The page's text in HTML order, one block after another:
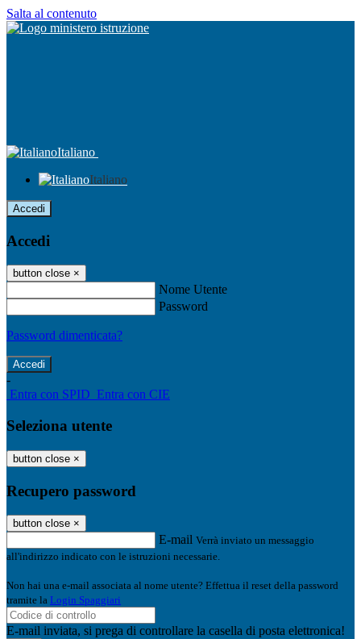
Salta al contenuto
Italiano
Italiano
Accedi
Accedi
button close ×
Nome Utente
Password
Password dimenticata?
-
Entra con SPID Entra con CIE
Seleziona utente
button close ×
Recupero password
button close ×
E-mail Verrà inviato un messaggio
all'indirizzo indicato con le istruzioni necessarie.
Non hai una e-mail associata al nome utente? Effettua il reset della password
tramite la Login Spaggiari
E-mail inviata, si prega di controllare la casella di posta elettronica!